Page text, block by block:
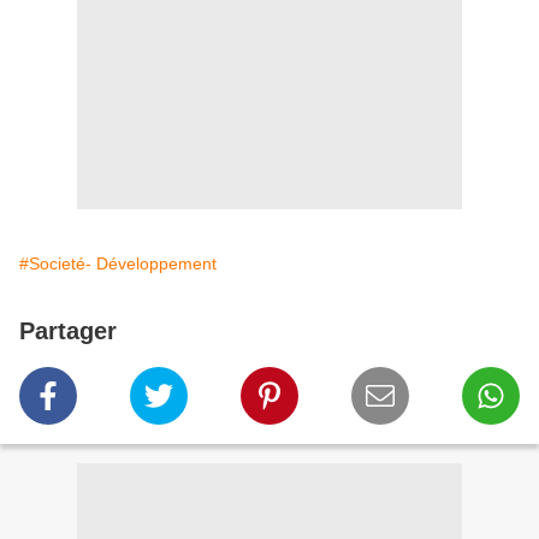
#Societé- Développement
Partager